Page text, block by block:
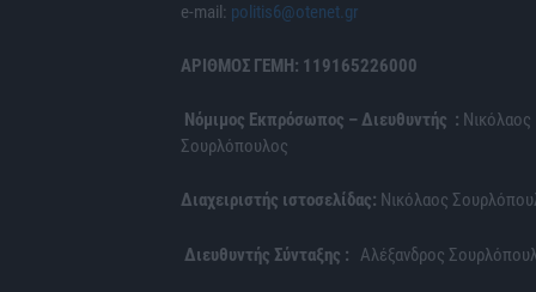
e-mail: politis6@otenet.gr
ΑΡΙΘΜΟΣ ΓΕΜΗ: 119165226000
Νόμιμος Εκπρόσωπος – Διευθυντής : Νικόλαος
Σουρλόπουλος
Διαχειριστής ιστοσελίδας: Νικόλαος
Διευθυντής Σύνταξης : Αλέξανδρος